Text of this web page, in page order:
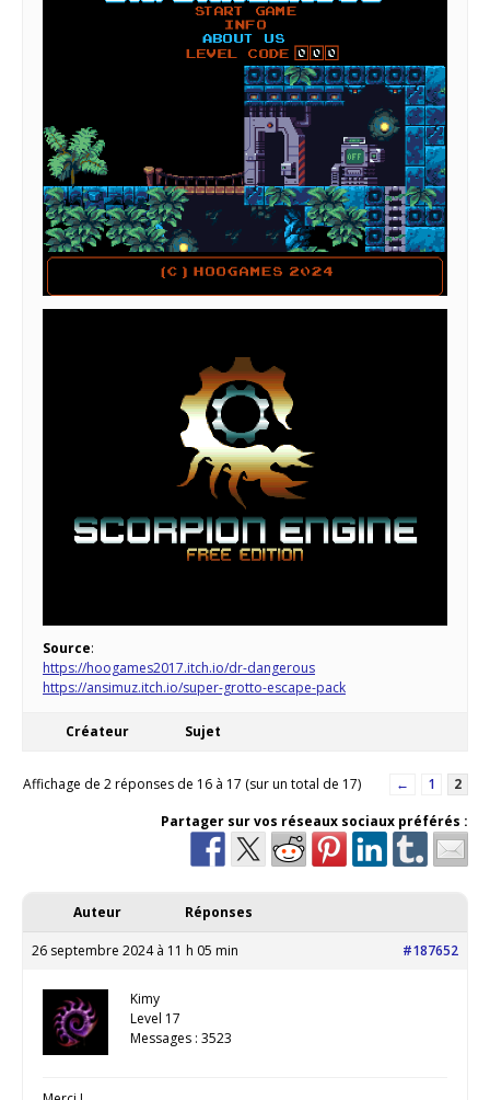
Source:
https://hoogames2017.itch.io/dr-dangerous
https://ansimuz.itch.io/super-grotto-escape-pack
Créateur Sujet
Affichage de 2 réponses de 16 à 17 (sur un total de 17) ← 1
2
Partager sur vos réseaux sociaux préférés :
Auteur Réponses
26 septembre 2024 à 11 h 05 min #187652
Kimy
Level 17
Messages : 3523